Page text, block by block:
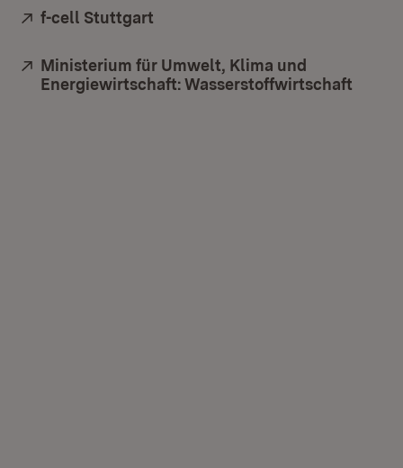
Extern:
f-cell Stuttgart
Extern:
Ministerium für Umwelt, Klima und
Energiewirtschaft: Wasserstoffwirtschaft